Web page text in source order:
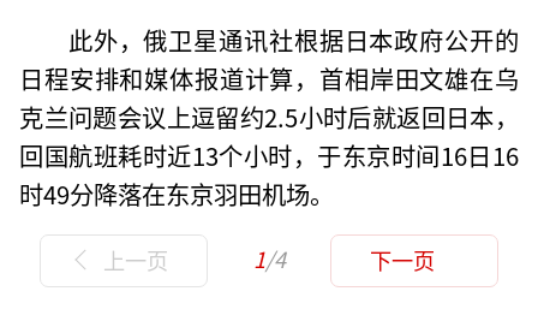
此外，俄卫星通讯社根据日本政府公开的
日程安排和媒体报道计算，首相岸田文雄在乌
克兰问题会议上逗留约2.5小时后就返回日本，
回国航班耗时近13个小时，于东京时间16日16
时49分降落在东京羽田机场。
上一页 1/4 下一页